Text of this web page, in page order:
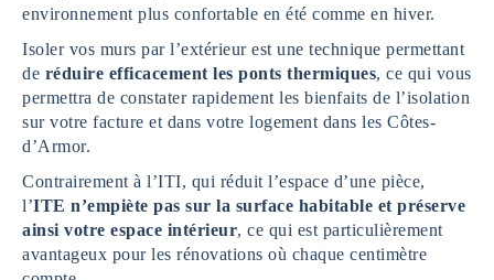
environnement plus confortable en été comme en hiver.
Isoler vos murs par l’extérieur est une technique permettant
de réduire efficacement les ponts thermiques, ce qui vous
permettra de constater rapidement les bienfaits de l’isolation
sur votre facture et dans votre logement dans les Côtes-
d’Armor.
Contrairement à l’ITI, qui réduit l’espace d’une pièce,
l’ITE n’empiète pas sur la surface habitable et préserve
ainsi votre espace intérieur, ce qui est particulièrement
avantageux pour les rénovations où chaque centimètre